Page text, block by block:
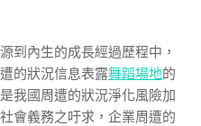
到內生的成長經過歷程中，
的狀況信息表露舞蹈場地的
我國周遭的狀況淨化風險加
會義務之吁求，企業周遭的